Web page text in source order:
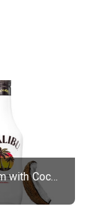
Original Rum with Coconut Flavour (21% alc.)